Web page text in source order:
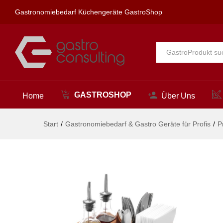
Gastronomiebedarf Küchengeräte GastroShop
Alle
Home GASTROSHOP Über Uns
Start / Gastronomiebedarf & Gastro Geräte für Profis /
Beschreibung